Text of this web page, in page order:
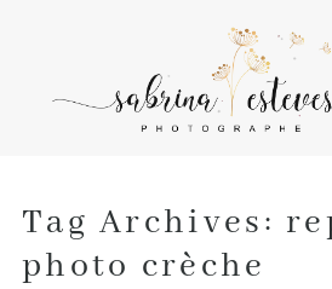
Tag Archives:
photo crèche